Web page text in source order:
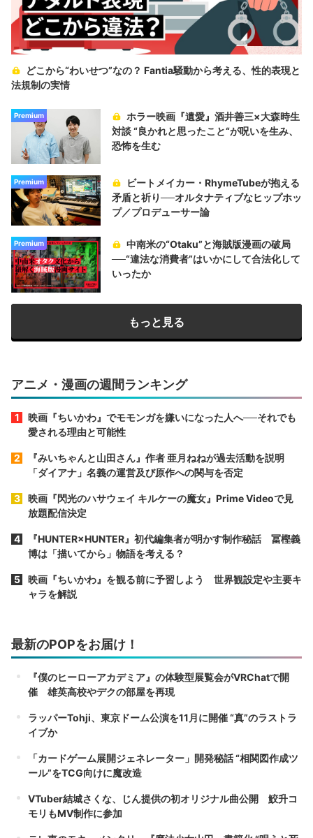
どこから“わいせつ”なの？ Fantia騒動から考える、性的表現と
法規制の実情
Premium
ホラー映画『遺愛』酒井善三×大森時生
対談 “良かれと思ったこと“が呪いを生み、
恐怖を生む
Premium
ビートメイカー・RhymeTubeが抱える
矛盾と祈り──オルタナティブなヒップホッ
プ／プロデューサー論
Premium
中南米の“Otaku”と海賊版漫画の破局
──“違法な消費者”はいかにして合法化して
いったか
もっと見る
アニメ・漫画の週間ランキング
映画『ちいかわ』でモモンガを嫌いになった人へ──それでも
愛される理由と可能性
『みいちゃんと山田さん』作者 亜月ねねが過去活動を説明
「ダイアナ」名義の運営及び原作への関与を否定
映画『閃光のハサウェイ キルケーの魔女』Prime Videoで見
放題配信決定
『HUNTER×HUNTER』初代編集者が明かす制作秘話 冨樫義
博は「描いてから」物語を考える？
映画『ちいかわ』を観る前に予習しよう 世界観設定や主要キ
ャラを解説
最新のPOPをお届け！
『僕のヒーローアカデミア』の体験型展覧会がVRChatで開
催 雄英高校やデクの部屋を再現
ラッパーTohji、東京ドーム公演を11月に開催 “真”のラストラ
イブか
「カードゲーム展開ジェネレーター」開発秘話 “相関図作成ツ
ール”をTCG向けに魔改造
VTuber結城さくな、じん提供の初オリジナル曲公開 鮫升コ
モリもMV制作に参加